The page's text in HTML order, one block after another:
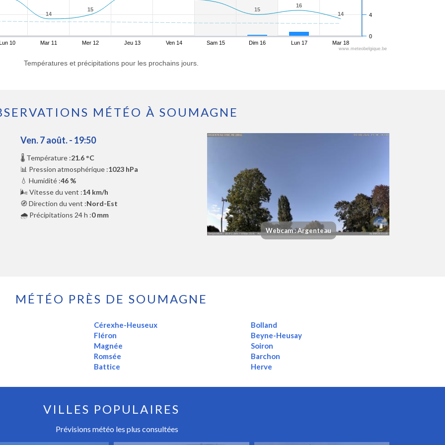
14
14
15
15 15
15
16
16
14
14
10 Mar 11 Mer 12 Jeu 13 Ven 14 Sam 15 Dim 16 Lun 17 Mar 18
0
4
www.meteobelgique.be
Températures et précipitations pour les prochains jours.
MÉTÉO À SOUMAGNE
Ven. 7 août. - 19:50
🌡️ Température :21.6 °C
📊 Pression atmosphérique :1023 hPa
💧 Humidité :46 %
🌬️ Vitesse du vent :14 km/h
🧭 Direction du vent :Nord-Est
🌧️ Précipitations 24 h :0 mm
Webcam : Argenteau
MÉTÉO PRÈS DE SOUMAGNE
Cérexhe-Heuseux
Fléron
Magnée
Romsée
Battice
Bolland
Beyne-Heusay
Soiron
Barchon
Herve
VILLES POPULAIRES
Prévisions météo les plus consultées